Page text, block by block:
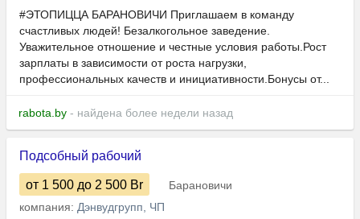
#ЭТОПИЦЦА БАРАНОВИЧИ Приглашаем в команду
счастливых людей! Безалкогольное заведение.
Уважительное отношение и честные условия работы.Рост
зарплаты в зависимости от роста нагрузки,
профессиональных качеств и инициативности.Бонусы от...
rabota.by - найдена более недели назад
Подсобный рабочий
от 1 500 до 2 500 Br
Барановичи
компания: Дэнвудгрупп, ЧП